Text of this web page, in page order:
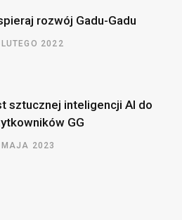
rozwój Gadu-Gadu
2022
sztucznej inteligencji AI do
GG
2023